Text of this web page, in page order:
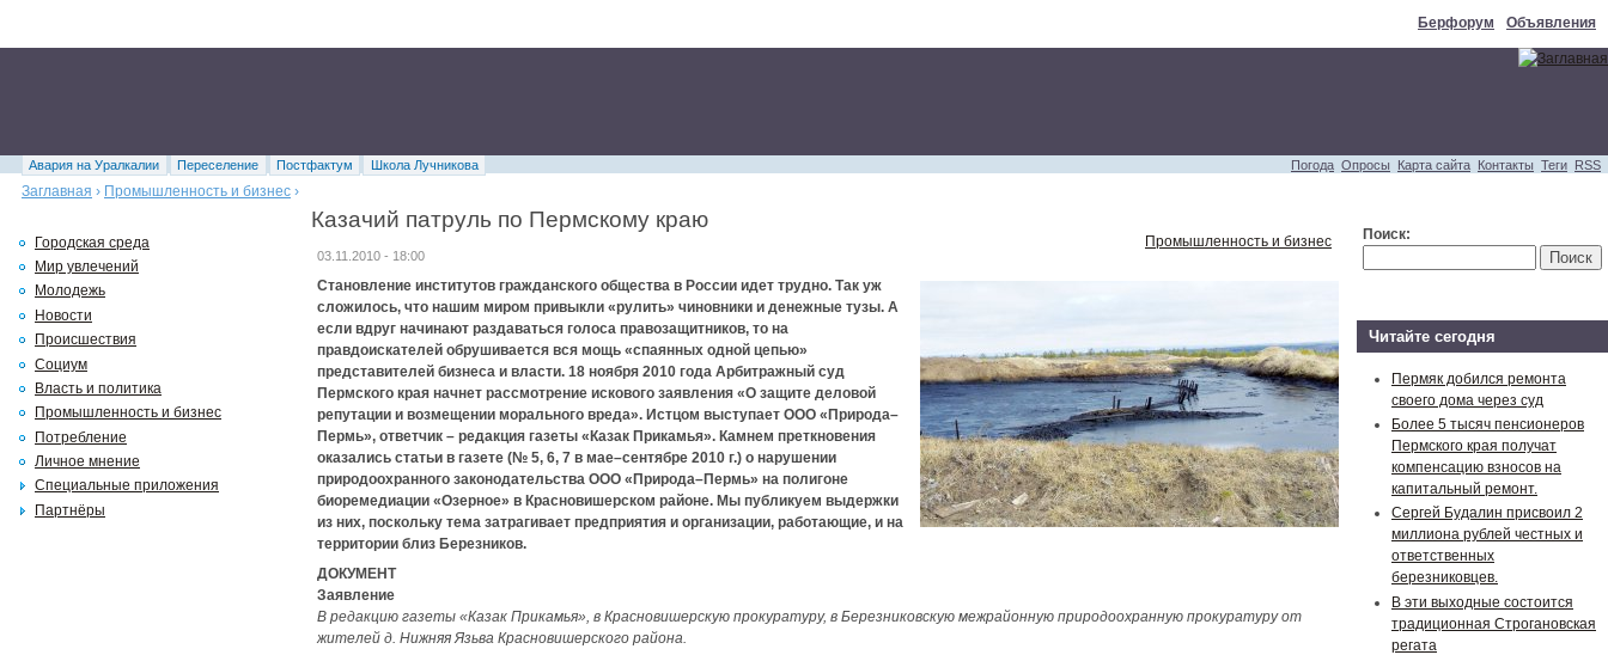
Берфорум Объявления
Погода Опросы Карта сайта Контакты Теги RSS
Авария на Уралкалии Переселение Постфактум
Школа Лучникова
Заглавная › Промышленность и бизнес ›
Казачий патруль по Пермскому краю
Промышленность и бизнес
03.11.2010 - 18:00
Становление институтов гражданского общества в России идет трудно. Так уж
сложилось, что нашим миром привыкли «рулить» чиновники и денежные тузы. А
если вдруг начинают раздаваться голоса правозащитников, то на
правдоискателей обрушивается вся мощь «спаянных одной цепью»
представителей бизнеса и власти. 18 ноября 2010 года Арбитражный суд
Пермского края начнет рассмотрение искового заявления «О защите деловой
репутации и возмещении морального вреда». Истцом выступает ООО «Природа–
Пермь», ответчик – редакция газеты «Казак Прикамья». Камнем преткновения
оказались статьи в газете (№ 5, 6, 7 в мае–сентябре 2010 г.) о нарушении
природоохранного законодательства ООО «Природа–Пермь» на полигоне
биоремедиации «Озерное» в Красновишерском районе. Мы публикуем выдержки
из них, поскольку тема затрагивает предприятия и организации, работающие, и на
территории близ Березников.
ДОКУМЕНТ
Заявление
В редакцию газеты «Казак Прикамья», в Красновишерскую прокуратуру, в Березниковскую межрайонную природоохранную прокуратуру от
жителей д. Нижняя Язьва Красновишерского района.
Городская среда
Мир увлечений
Молодежь
Новости
Происшествия
Социум
Власть и политика
Промышленность и бизнес
Потребление
Личное мнение
Специальные приложения
Партнёры
Поиск:
Читайте сегодня
Пермяк добился ремонта
своего дома через суд
Более 5 тысяч пенсионеров
Пермского края получат
компенсацию взносов на
капитальный ремонт.
Сергей Будалин присвоил 2
миллиона рублей честных и
ответственных
березниковцев.
В эти выходные состоится
традиционная Строгановская
регата